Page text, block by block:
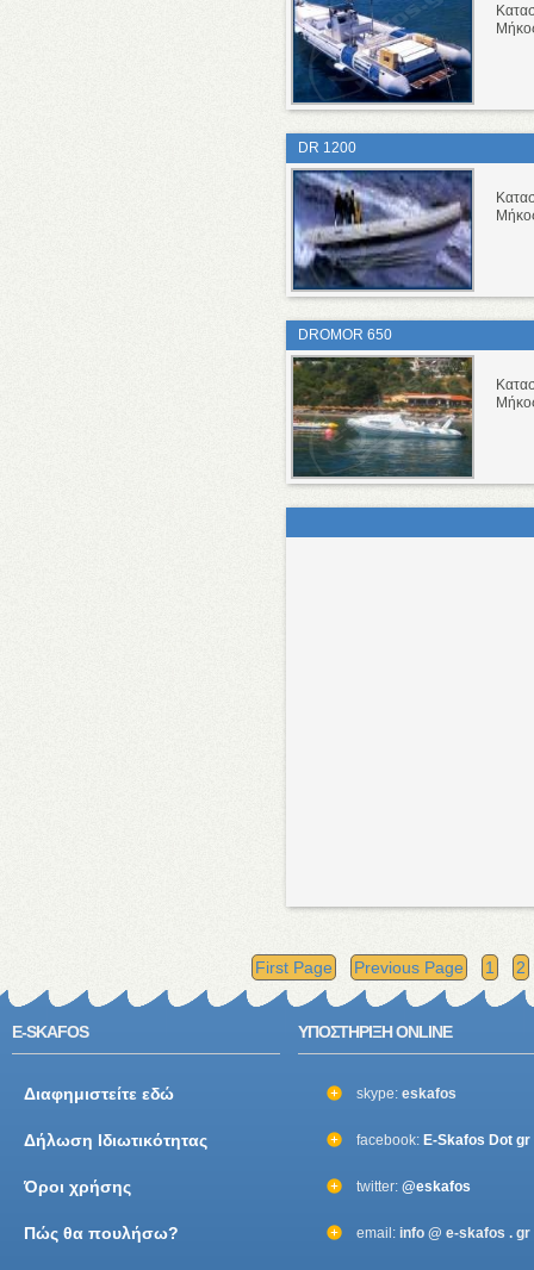
DR 1200
DROMOR 650
First Page Previous Page 1 2
E-SKAFOS
Διαφημιστείτε εδώ
Δήλωση Ιδιωτικότητας
Όροι χρήσης
Πώς θα πουλήσω?
ΥΠΟΣΤΗΡΙΞΗ ONLINE
skype: eskafos
facebook: E-Skafos Dot gr
twitter: @eskafos
email: info @ e-skafos . gr